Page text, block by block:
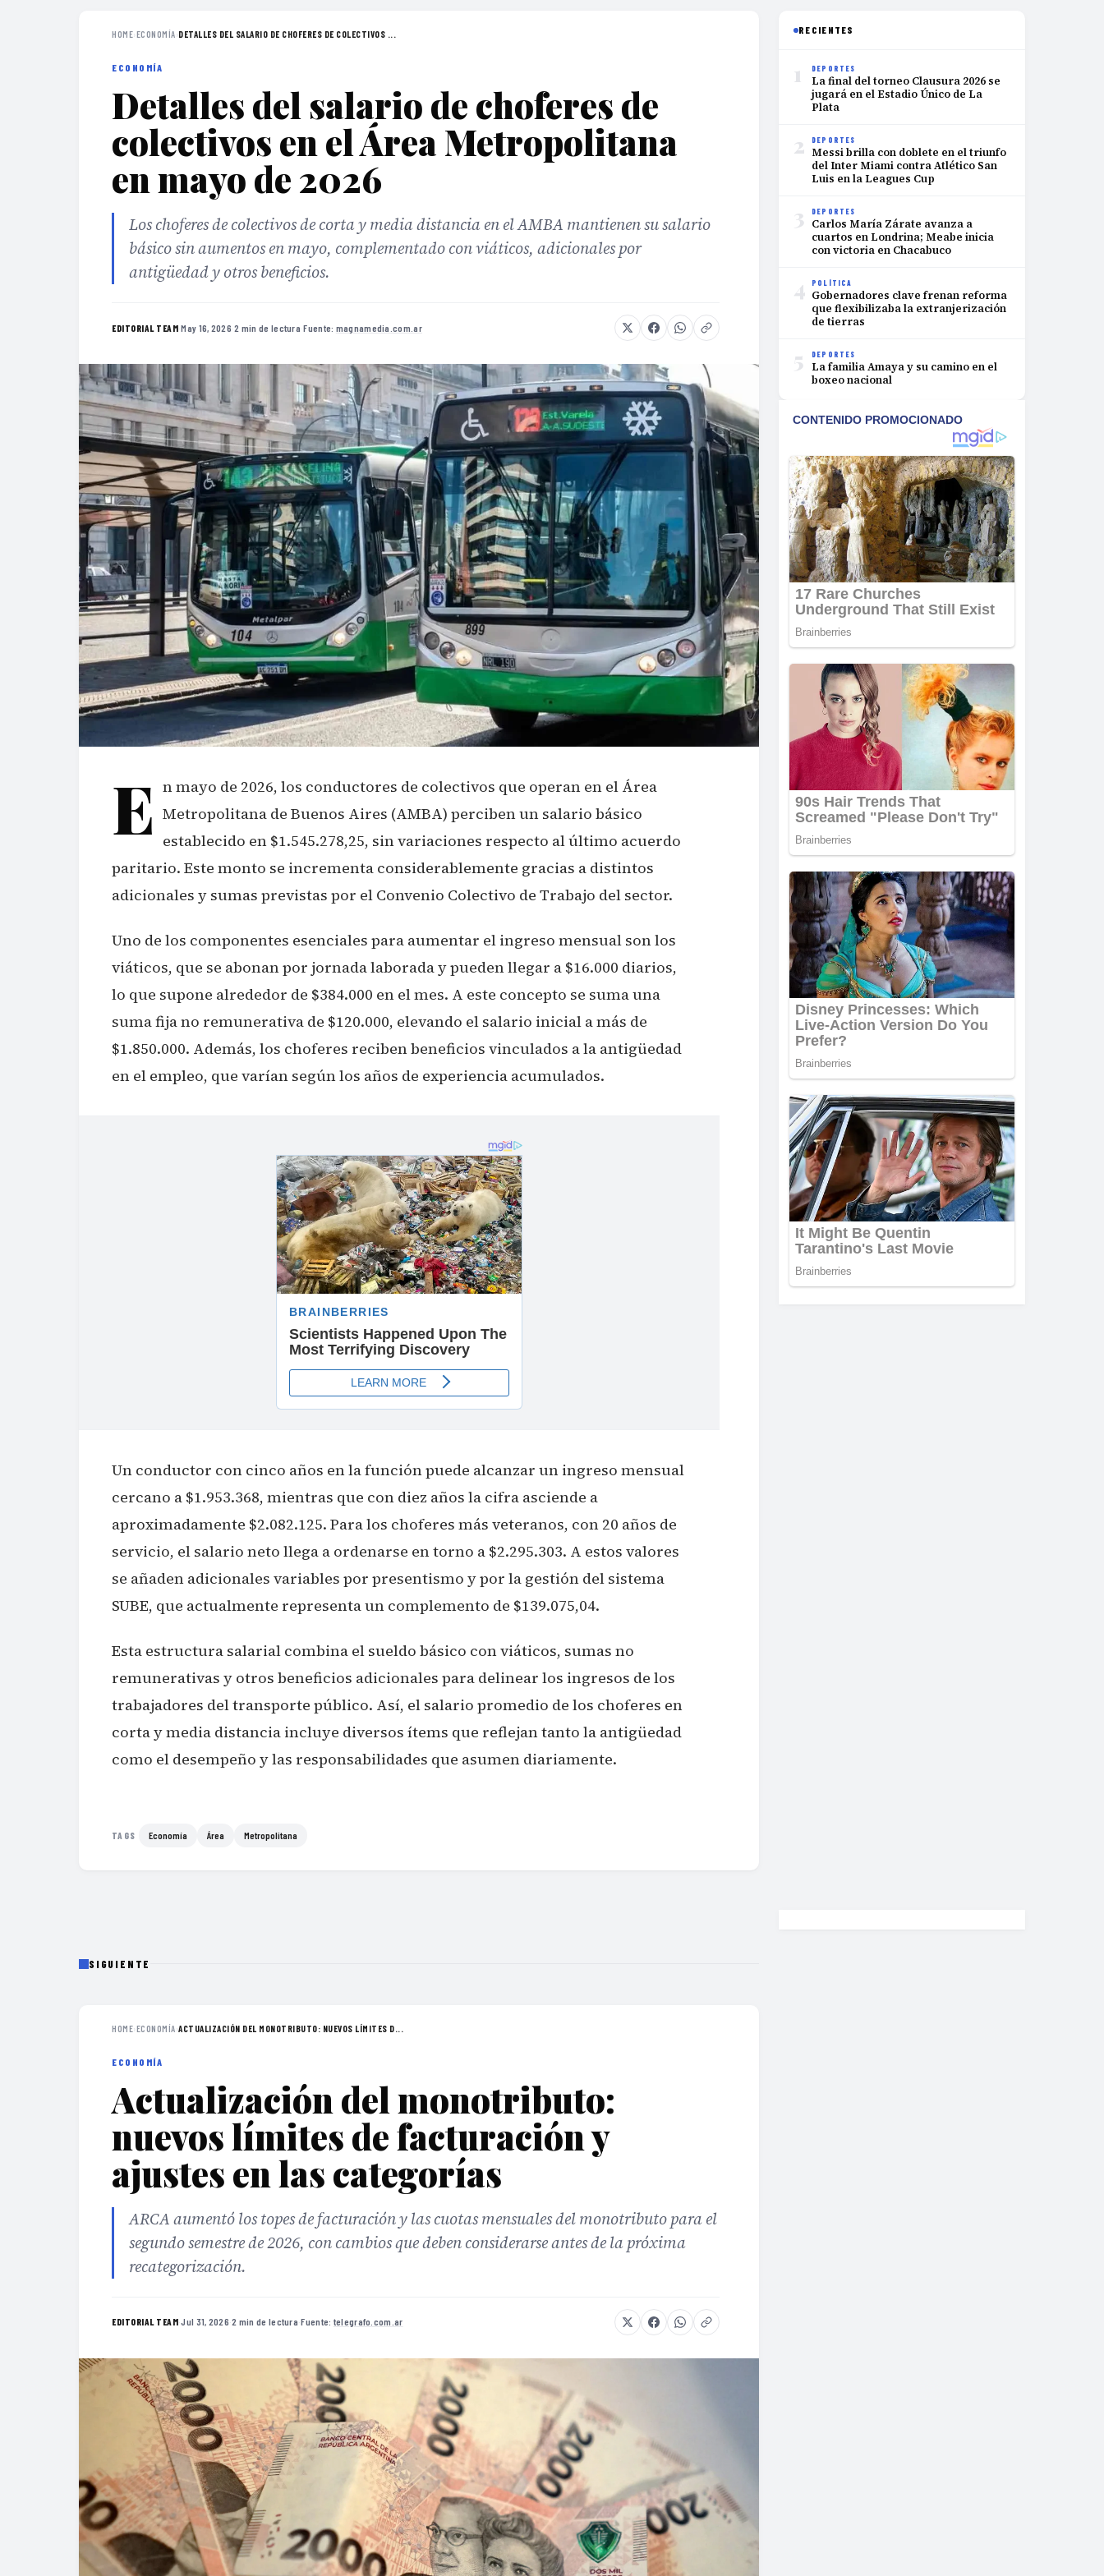
HOME›ECONOMÍA›DETALLES DEL SALARIO DE CHOFERES DE COLECTIVOS ...
ECONOMÍA
Detalles del salario de choferes de
colectivos en el Área Metropolitana
en mayo de 2026
Los choferes de colectivos de corta y media distancia en el AMBA mantienen su salario
básico sin aumentos en mayo, complementado con viáticos, adicionales por
antigüedad y otros beneficios.
EDITORIAL TEAM·May 16, 2026·2 min de lectura·Fuente: magnamedia.com.ar
E n mayo de 2026, los conductores de colectivos que operan en el Área
Metropolitana de Buenos Aires (AMBA) perciben un salario básico
establecido en $1.545.278,25, sin variaciones respecto al último acuerdo
paritario. Este monto se incrementa considerablemente gracias a distintos
adicionales y sumas previstas por el Convenio Colectivo de Trabajo del sector.
Uno de los componentes esenciales para aumentar el ingreso mensual son los
viáticos, que se abonan por jornada laborada y pueden llegar a $16.000 diarios,
lo que supone alrededor de $384.000 en el mes. A este concepto se suma una
suma fija no remunerativa de $120.000, elevando el salario inicial a más de
$1.850.000. Además, los choferes reciben beneficios vinculados a la antigüedad
en el empleo, que varían según los años de experiencia acumulados.
Un conductor con cinco años en la función puede alcanzar un ingreso mensual
cercano a $1.953.368, mientras que con diez años la cifra asciende a
aproximadamente $2.082.125. Para los choferes más veteranos, con 20 años de
servicio, el salario neto llega a ordenarse en torno a $2.295.303. A estos valores
se añaden adicionales variables por presentismo y por la gestión del sistema
SUBE, que actualmente representa un complemento de $139.075,04.
Esta estructura salarial combina el sueldo básico con viáticos, sumas no
remunerativas y otros beneficios adicionales para delinear los ingresos de los
trabajadores del transporte público. Así, el salario promedio de los choferes en
corta y media distancia incluye diversos ítems que reflejan tanto la antigüedad
como el desempeño y las responsabilidades que asumen diariamente.
TAGS Economía Área Metropolitana
RECIENTES
1 DEPORTES
La final del torneo Clausura 2026 se
jugará en el Estadio Único de La
Plata
2 DEPORTES
Messi brilla con doblete en el triunfo
del Inter Miami contra Atlético San
Luis en la Leagues Cup
3 DEPORTES
Carlos María Zárate avanza a
cuartos en Londrina; Meabe inicia
con victoria en Chacabuco
4 POLÍTICA
Gobernadores clave frenan reforma
que flexibilizaba la extranjerización
de tierras
5 DEPORTES
La familia Amaya y su camino en el
boxeo nacional
SIGUIENTE
HOME›ECONOMÍA›ACTUALIZACIÓN DEL MONOTRIBUTO: NUEVOS LÍMITES D...
ECONOMÍA
Actualización del monotributo:
nuevos límites de facturación y
ajustes en las categorías
ARCA aumentó los topes de facturación y las cuotas mensuales del monotributo para el
segundo semestre de 2026, con cambios que deben considerarse antes de la próxima
recategorización.
EDITORIAL TEAM·Jul 31, 2026·2 min de lectura·Fuente: telegrafo.com.ar